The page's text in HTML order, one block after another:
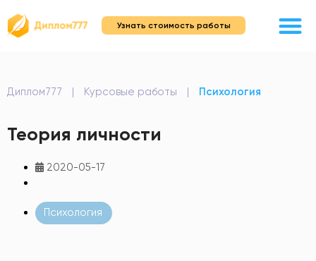
Узнать стоимость работы
Диплом777 | Курсовые работы | Психология
Теория личности
2020-05-17
Психология